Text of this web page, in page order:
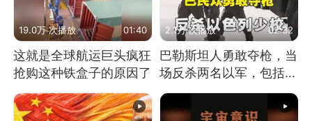
19.0万 次播放 01:40
这就是全球航运巨头疯狂
抢购这种铁盒子的原因了
2.1万 次播放 02:32
巴勒斯坦人勇敢夺枪，当
场反杀两名以军，包括一
名少校